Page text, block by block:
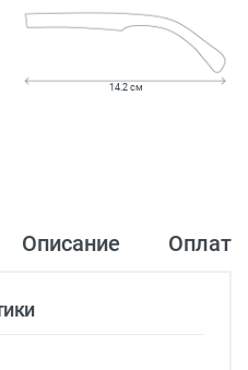
14.2 см
Описание Оплата